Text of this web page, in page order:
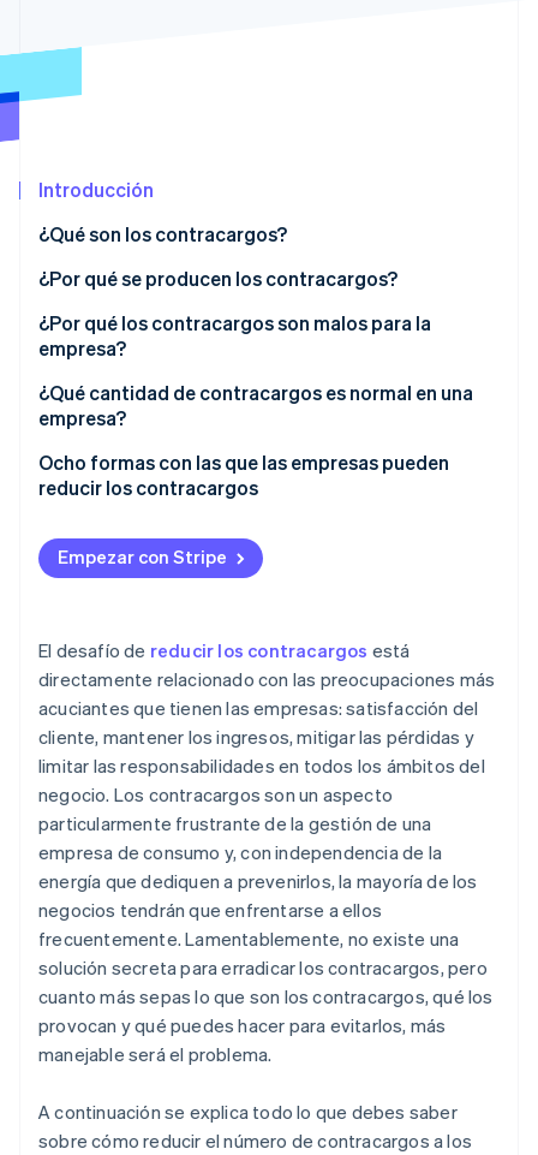
Prevención de fraude
Verificación de identidad en línea
Descubre cómo Stripe está construyendo la
para la IA.
Introducción
¿Qué son los contracargos?
¿Por qué se producen los contracargos?
¿Por qué los contracargos son malos para la
empresa?
¿Qué cantidad de contracargos es normal en una
empresa?
Ocho formas con las que las empresas pueden
reducir los contracargos
Priorizar la seguridad para los pago en persona y en
línea
Mantener actualizado el inventario en línea
Ser claro con las descripciones de los productos
Gestionar las previsiones de envío
Ser accesible
Hacer que tus pruebas gratis sean realmente
gratuitas
Asegurarte de que el nombre real de la empresa
aparece en los extractos de las tarjetas de crédito
Empezar con Stripe
El desafío de reducir los contracargos está
directamente relacionado con las preocupaciones más
acuciantes que tienen las empresas: satisfacción del
cliente, mantener los ingresos, mitigar las pérdidas y
limitar las responsabilidades en todos los ámbitos del
negocio. Los contracargos son un aspecto
particularmente frustrante de la gestión de una
empresa de consumo y, con independencia de la
energía que dediquen a prevenirlos, la mayoría de los
negocios tendrán que enfrentarse a ellos
frecuentemente. Lamentablemente, no existe una
solución secreta para erradicar los contracargos, pero
cuanto más sepas lo que son los contracargos, qué los
provocan y qué puedes hacer para evitarlos, más
manejable será el problema.
A continuación se explica todo lo que debes saber
sobre cómo reducir el número de contracargos a los